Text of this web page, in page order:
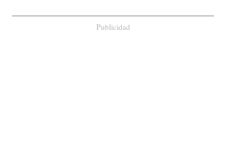
Publicidad